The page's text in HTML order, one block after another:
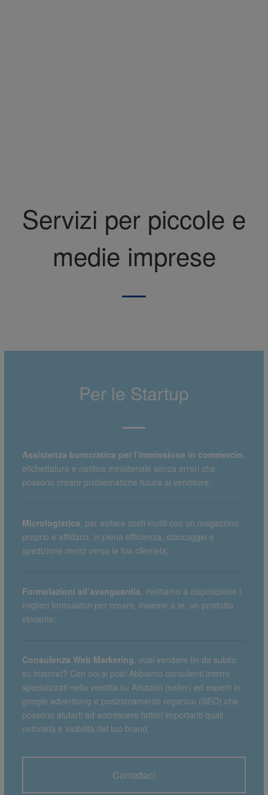
Servizi per piccole e
medie imprese
Per le Startup
Assistenza burocratica per l’immissione in commercio,
etichettatura e notifica ministeriale senza errori che
possono creare problematiche future al venditore;
Micrologistica, per evitare costi inutili con un magazzino
proprio e affidarci, in piena efficienza, stoccaggio e
spedizione merci verso la tua clientela;
Formulazioni all’avanguardia, mettiamo a disposizione i
migliori formulatori per creare, insieme a te, un prodotto
vincente;
Consulenza Web Marketing, vuoi vendere fin da subito
su Internet? Con noi si può! Abbiamo consulenti interni
specializzati nella vendita su Amazon (seller) ed esperti in
google advertising e posizionamento organico (SEO) che
possono aiutarti ad accrescere fattori importanti quali
notorietà e visibilità del tuo brand.
Contattaci